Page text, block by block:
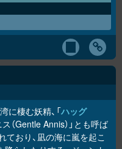
に棲む妖精、「ハッグ
ス（Gentle Annis）」とも呼ば
ており、凪の海に嵐を起こ